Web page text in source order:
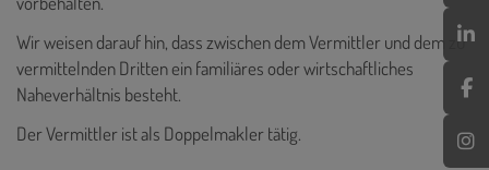
Wir weisen darauf hin, dass zwischen dem Vermittler und dem zu
vermittelnden Dritten ein familiäres oder wirtschaftliches
Naheverhältnis besteht.
Der Vermittler ist als Doppelmakler tätig.